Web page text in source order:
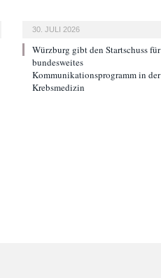
30. JULI 2026
Würzburg gibt den Startschuss für
bundesweites
Kommunikationsprogramm in der
Krebsmedizin